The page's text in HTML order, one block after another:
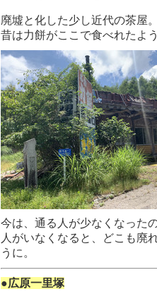
廃墟と化した少し近代の茶屋。
昔は力餅がここで食べれたよ
今は、通る人が少なくなった
人がいなくなると、どこも廃
うに。
●広原一里塚